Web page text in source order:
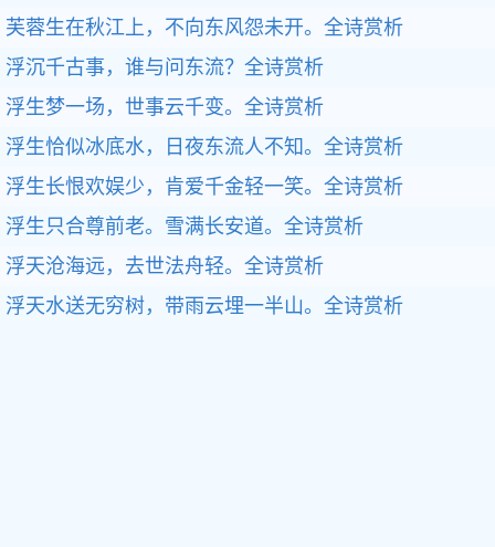
芙蓉生在秋江上，不向东风怨未开。 全诗赏析
浮沉千古事，谁与问东流？ 全诗赏析
浮生梦一场，世事云千变。 全诗赏析
浮生恰似冰底水，日夜东流人不知。 全诗赏析
浮生长恨欢娱少，肯爱千金轻一笑。 全诗赏析
浮生只合尊前老。雪满长安道。 全诗赏析
浮天沧海远，去世法舟轻。 全诗赏析
浮天水送无穷树，带雨云埋一半山。 全诗赏析